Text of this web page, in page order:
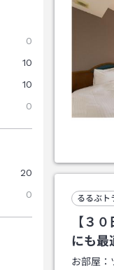
0
10
10
0
20
0 るるぶト
【３
にも最
お部屋：